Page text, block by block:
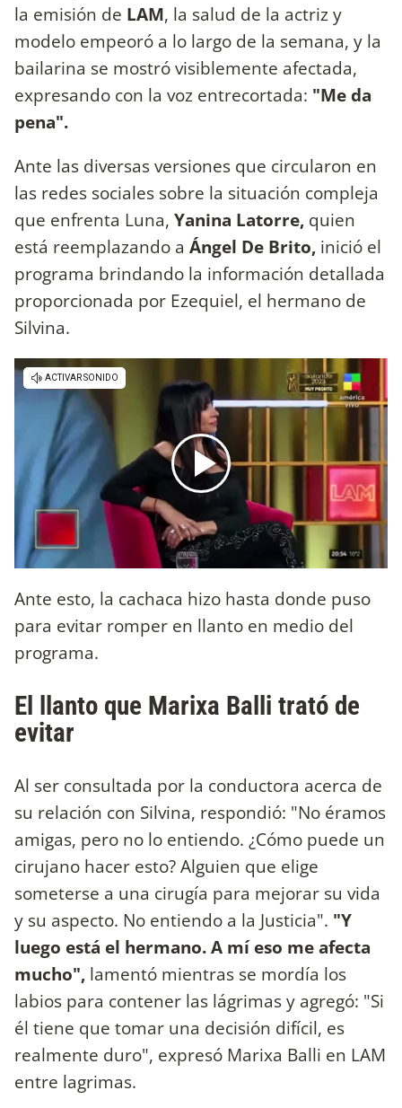
la emisión de LAM, la salud de la actriz y
modelo empeoró a lo largo de la semana, y la
bailarina se mostró visiblemente afectada,
expresando con la voz entrecortada: "Me da
pena".
Ante las diversas versiones que circularon en
las redes sociales sobre la situación compleja
que enfrenta Luna, Yanina Latorre, quien
está reemplazando a Ángel De Brito, inició el
programa brindando la información detallada
proporcionada por Ezequiel, el hermano de
Silvina.
Ante esto, la cachaca hizo hasta donde puso
para evitar romper en llanto en medio del
programa.
El llanto que Marixa Balli trató de
evitar
Al ser consultada por la conductora acerca de
su relación con Silvina, respondió: "No éramos
amigas, pero no lo entiendo. ¿Cómo puede un
cirujano hacer esto? Alguien que elige
someterse a una cirugía para mejorar su vida
y su aspecto. No entiendo a la Justicia". "Y
luego está el hermano. A mí eso me afecta
mucho", lamentó mientras se mordía los
labios para contener las lágrimas y agregó: "Si
él tiene que tomar una decisión difícil, es
realmente duro", expresó Marixa Balli en LAM
entre lagrimas.